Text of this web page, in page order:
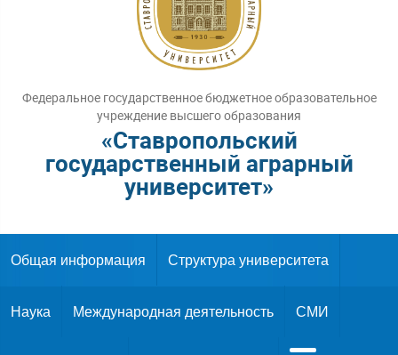
Федеральное государственное бюджетное образовательное
учреждение высшего образования
«Ставропольский
государственный аграрный
университет»
Общая информация Структура университета
Наука Международная деятельность СМИ